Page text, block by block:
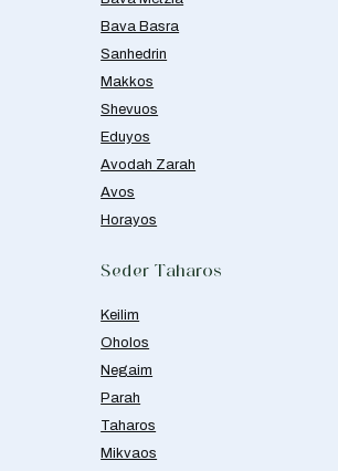
Bava Basra
Sanhedrin
Makkos
Shevuos
Eduyos
Avodah Zarah
Avos
Horayos
Seder Taharos
Keilim
Oholos
Negaim
Parah
Taharos
Mikvaos